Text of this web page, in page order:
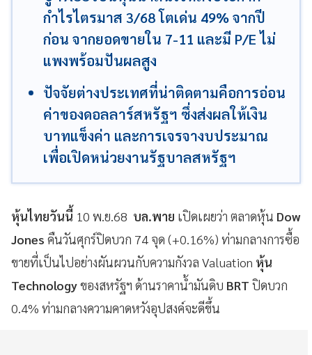
กำไรไตรมาส 3/68 โตเด่น 49% จากปี
ก่อน จากยอดขายใน 7-11 และมี P/E ไม่
แพงพร้อมปันผลสูง
ปัจจัยต่างประเทศที่น่าติดตามคือการอ่อน
ค่าของดอลลาร์สหรัฐฯ ซึ่งส่งผลให้เงิน
บาทแข็งค่า และการเจรจางบประมาณ
เพื่อเปิดหน่วยงานรัฐบาลสหรัฐฯ
หุ้นไทยวันนี้ 10 พ.ย.68 บล.พาย เปิดเผยว่า ตลาดหุ้น Dow
Jones คืนวันศุกร์ปิดบวก 74 จุด (+0.16%) ท่ามกลางการซื้อ
ขายที่เป็นไปอย่างผันผวนกับความกังวล Valuation หุ้น
Technologyของสหรัฐฯ ด้านราคาน้ำมันดิบ BRT ปิดบวก
0.4% ท่ามกลางความคาดหวังอุปสงค์จะดีขึ้น